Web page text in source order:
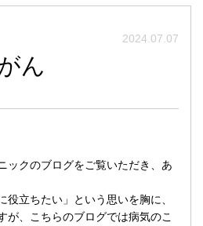
2024.07.07
ん
ックのブログをご覧いただき、あ
役立ちたい」という思いを胸に、
が、こちらのブログでは病気のこ